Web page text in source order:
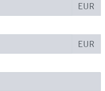
EUR
EUR